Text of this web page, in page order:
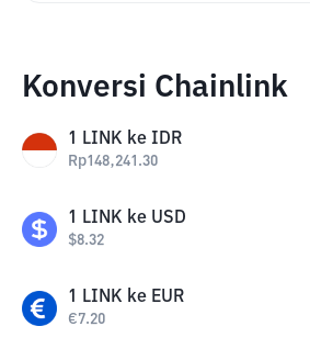
Konversi Chainlink
1 LINK ke IDR
Rp148,241.30
1 LINK ke USD
$8.32
1 LINK ke EUR
€7.20